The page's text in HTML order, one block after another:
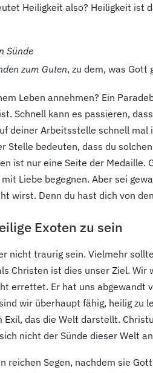
Heiligkeit also? Heiligkeit ist
Sünde
zum Guten, zu dem, was Gott
Leben annehmen? Ein
Schnell kann es passieren,
deiner Arbeitsstelle schnell
Stelle bedeuten, dass du
ist nur eine Seite der
Liebe begegnen. Aber sei
wirst. Denn du hast dich von
Exoten zu sein
nicht traurig sein. Vielmehr
Christen ist dies unser Ziel.
errettet. Er hat uns abgewandt
wir überhaupt fähig, heilig zu
das die Welt darstellt.
nicht der Sünde dieser Welt
reichen Segen, nachdem sie